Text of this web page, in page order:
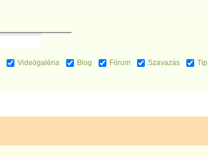
Videógaléria Blog Fórum Szavazás Tip